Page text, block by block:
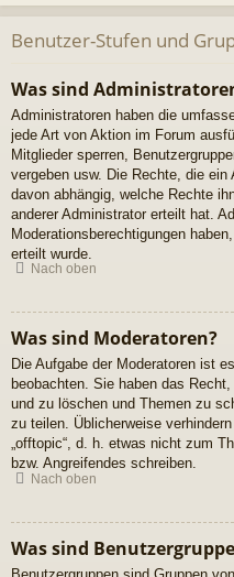
Benutzer-Stufen und
Was sind
Administratoren haben die
jede Art von Aktion im Forum
Mitglieder sperren,
vergeben usw. Die Rechte, die
davon abhängig, welche Rechte
anderer Administrator erteilt hat.
Moderationsberechtigungen
erteilt wurde.
Nach oben
Was sind Moderatoren?
Die Aufgabe der Moderatoren ist
beobachten. Sie haben das
und zu löschen und Themen zu
zu teilen. Üblicherweise
„offtopic“, d. h. etwas nicht zum
bzw. Angreifendes schreiben.
Nach oben
Was sind